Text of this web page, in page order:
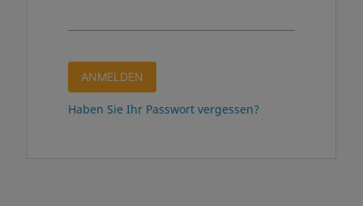
Haben Sie Ihr Passwort vergessen?